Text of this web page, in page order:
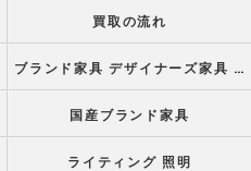
買取の流れ
ブランド家具 デザイナーズ家具 高級オフィス家具
国産ブランド家具
ライティング 照明